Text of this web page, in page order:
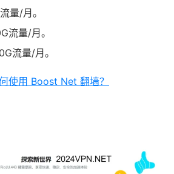
量/月。
流量/月。
流量/月。
使用 Boost Net 翻墙？